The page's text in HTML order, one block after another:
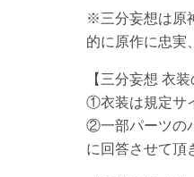
※三分妄想は原
的に原作に忠実
【三分妄想 衣
①衣装は規定サ
②一部パーツの
に回答させて頂